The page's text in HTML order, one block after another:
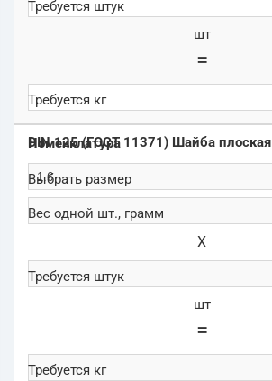
шт
=
DIN 125 (ГОСТ 11371) Шайба плоская
Х
шт
=